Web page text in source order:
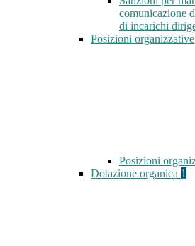
comunicazione
di incarichi
Posizioni organizzative
Posizioni
Dotazione organica 1